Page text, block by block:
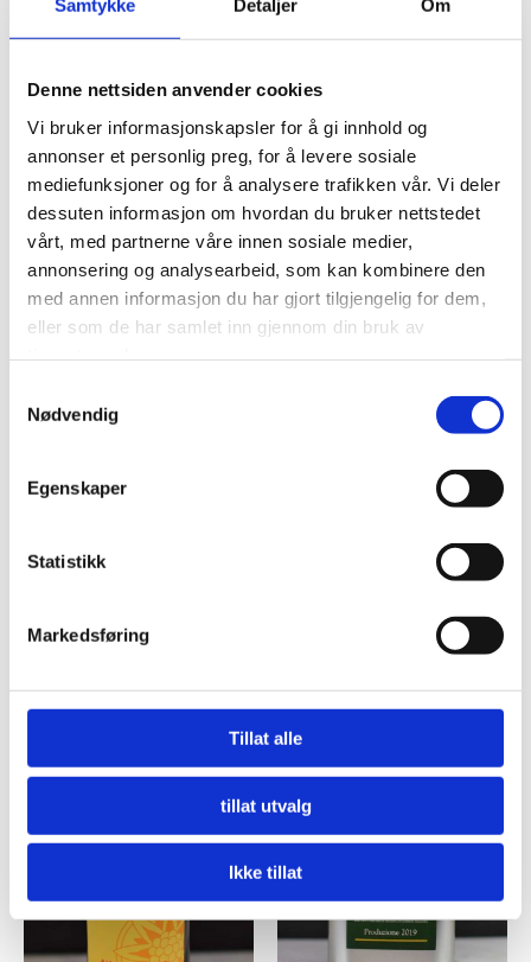
Samtykke Detaljer Om
Denne nettsiden anvender cookies
Vi bruker informasjonskapsler for å gi innhold og
annonser et personlig preg, for å levere sosiale
mediefunksjoner og for å analysere trafikken vår. Vi deler
dessuten informasjon om hvordan du bruker nettstedet
vårt, med partnerne våre innen sosiale medier,
annonsering og analysearbeid, som kan kombinere den
med annen informasjon du har gjort tilgjengelig for dem,
eller som de har samlet inn gjennom din bruk av
Nødvendig
Egenskaper
Statistikk
Markedsføring
Tillat alle
tillat utvalg
Ikke tillat
et variert utvalg av tresorter. Denne
kompleksitet og en autentisk smak som er helt
uovertruffen.
Giusti’s historiske serie med balsamico har et
medaljesystem som forteller om både lagring og
smak. Balsamico 12 år har tregullmedaljer og er
fremstilt av søte, soltørkede druer og lagret på
eikefat. Aromaer og smaker av plommesyltetøy og
røde frukter flettes sammen med hint av honning og
perfekt som en frisk dressing til ulike salte og søte
retter.Hver flaske med Giuseppe Giusti balsamico 12
Relaterte produkter